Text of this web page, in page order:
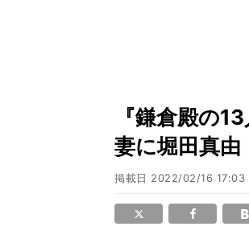
『鎌倉殿の
妻に堀田真由
掲載日 2022/02/16 17:03